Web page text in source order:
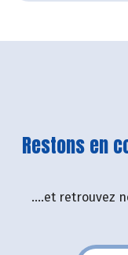
Restons en
....et retrouvez